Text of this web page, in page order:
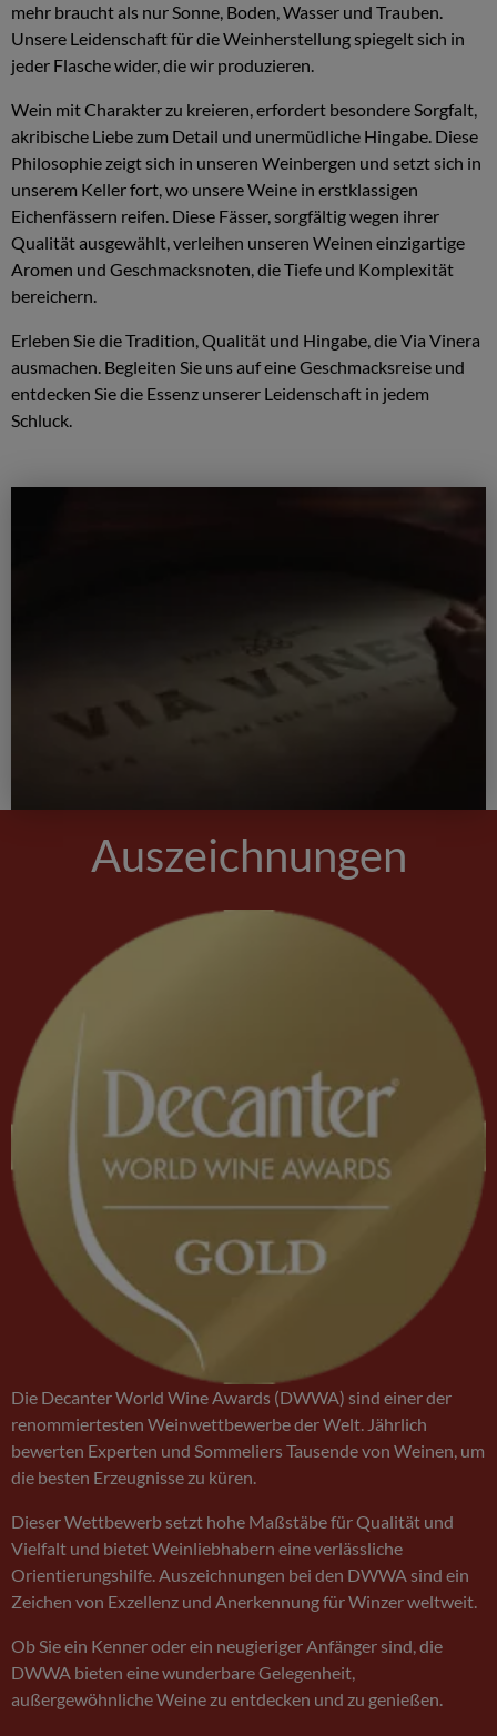
mehr braucht als nur Sonne, Boden, Wasser und Trauben.
Unsere Leidenschaft für die Weinherstellung spiegelt sich in
jeder Flasche wider, die wir produzieren.
Wein mit Charakter zu kreieren, erfordert besondere Sorgfalt,
akribische Liebe zum Detail und unermüdliche Hingabe. Diese
Philosophie zeigt sich in unseren Weinbergen und setzt sich in
unserem Keller fort, wo unsere Weine in erstklassigen
Eichenfässern reifen. Diese Fässer, sorgfältig wegen ihrer
Qualität ausgewählt, verleihen unseren Weinen einzigartige
Aromen und Geschmacksnoten, die Tiefe und Komplexität
bereichern.
Erleben Sie die Tradition, Qualität und Hingabe, die Via Vinera
ausmachen. Begleiten Sie uns auf eine Geschmacksreise und
entdecken Sie die Essenz unserer Leidenschaft in jedem
Schluck.
Auszeichnungen
Die Decanter World Wine Awards (DWWA) sind einer der
renommiertesten Weinwettbewerbe der Welt. Jährlich
bewerten Experten und Sommeliers Tausende von Weinen, um
die besten Erzeugnisse zu küren.
Dieser Wettbewerb setzt hohe Maßstäbe für Qualität und
Vielfalt und bietet Weinliebhabern eine verlässliche
Orientierungshilfe. Auszeichnungen bei den DWWA sind ein
Zeichen von Exzellenz und Anerkennung für Winzer weltweit.
Ob Sie ein Kenner oder ein neugieriger Anfänger sind, die
DWWA bieten eine wunderbare Gelegenheit,
außergewöhnliche Weine zu entdecken und zu genießen.